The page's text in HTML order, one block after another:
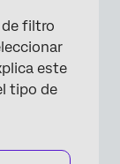
de filtro
este
tipo de